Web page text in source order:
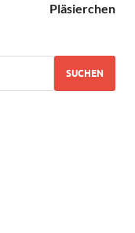
Pläsierchen
SUCHEN